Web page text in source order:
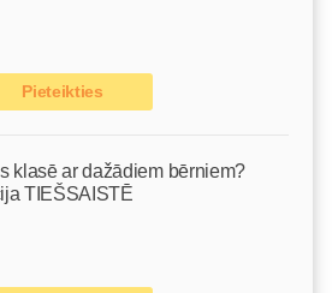
Pieteikties
klasē ar dažādiem bērniem?
TIEŠSAISTĒ